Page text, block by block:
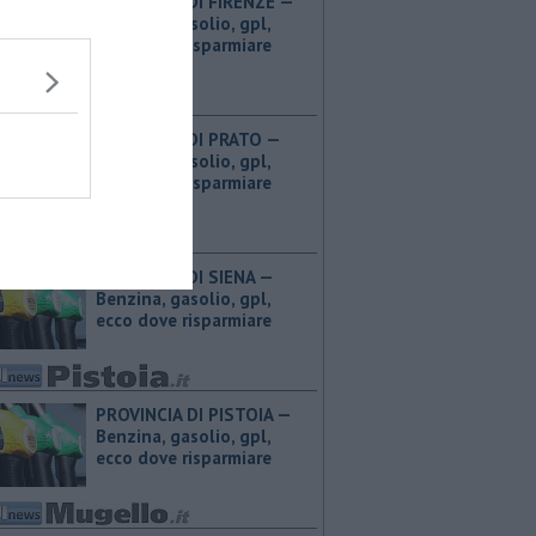
Benzina, gasolio, gpl,
ecco dove risparmiare
PROVINCIA DI PRATO — ​
Benzina, gasolio, gpl,
ecco dove risparmiare
PROVINCIA DI SIENA — ​
Benzina, gasolio, gpl,
ecco dove risparmiare
PROVINCIA DI PISTOIA — ​
Benzina, gasolio, gpl,
ecco dove risparmiare